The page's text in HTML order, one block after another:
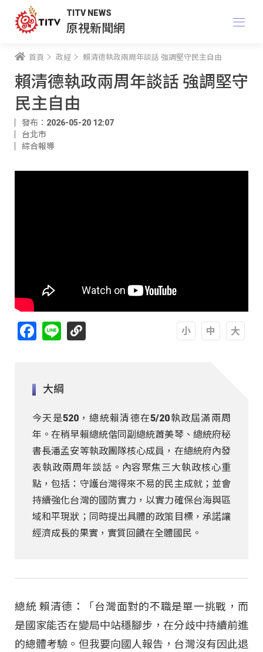
TITV NEWS
原視新聞網
首頁 政經 賴清德執政兩周年談話 強調堅守民主自由
賴清德執政兩周年談話 強調堅守
民主自由
發布：2026-05-20 12:07
台北市
綜合報導
Facebook
Line
大綱
今天是520，總統賴清德在5/20執政屆滿兩周
年。在稍早賴總統偕同副總統蕭美琴、總統府秘
書長潘孟安等執政團隊核心成員，在總統府內發
表執政兩周年談話。內容聚焦三大執政核心重
點，包括：守護台灣得來不易的民主成就；並會
持續強化台灣的國防實力，以實力確保台海與區
域和平現狀；同時提出具體的政策目標，承諾讓
經濟成長的果實，實質回饋在全體國民。
總統 賴清德：「台灣面對的不職是單一挑戰，而
是國家能否在變局中站穩腳步，在分歧中持續前進
的總體考驗。但我要向國人報告，台灣沒有因此退